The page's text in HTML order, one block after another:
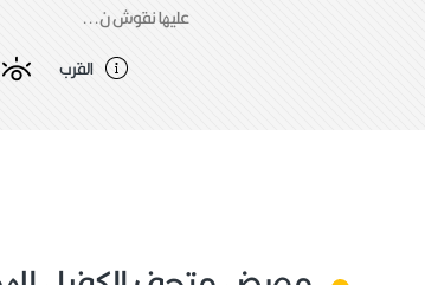
عليها نقوش ن...
القرب